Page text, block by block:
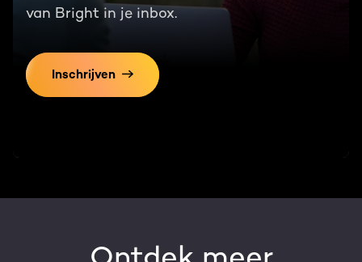
van Bright in je inbox.
Inschrijven